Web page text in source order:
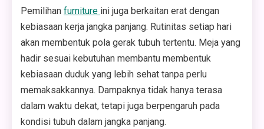
Pemilihan furniture ini juga berkaitan erat dengan
kebiasaan kerja jangka panjang. Rutinitas setiap hari
akan membentuk pola gerak tubuh tertentu. Meja yang
hadir sesuai kebutuhan membantu membentuk
kebiasaan duduk yang lebih sehat tanpa perlu
memaksakkannya. Dampaknya tidak hanya terasa
dalam waktu dekat, tetapi juga berpengaruh pada
kondisi tubuh dalam jangka panjang.